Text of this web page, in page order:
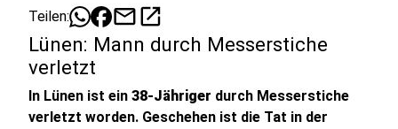
Teilen: mailopen_in_new
Lünen: Mann durch Messerstiche
verletzt
In Lünen ist ein 38-Jähriger durch Messerstiche
verletzt worden. Geschehen ist die Tat in der